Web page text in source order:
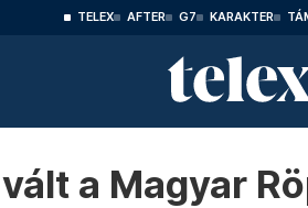
TELEX AFTER G7 KARAKTER
a Magyar